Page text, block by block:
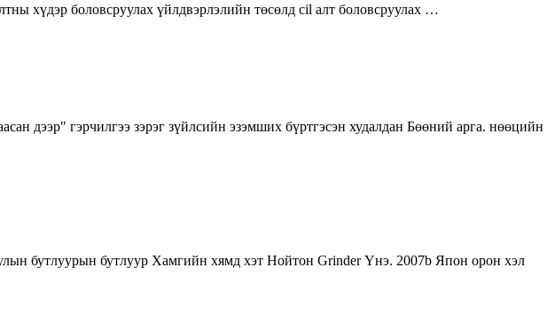
хүдэр боловсруулах үйлдвэрлэлийн төсөлд cil алт боловсруулах …
дээр" гэрчилгээ зэрэг зүйлсийн эзэмших бүртгэсэн худалдан Бөөний арга. нөөцийн
бутлуурын бутлуур Хамгийн хямд хэт Нойтон Grinder Үнэ. 2007b Япон орон хэл